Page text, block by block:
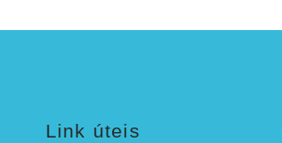
Link úteis